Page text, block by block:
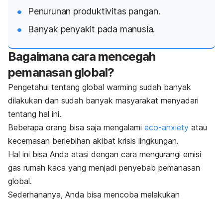
Penurunan produktivitas pangan.
Banyak penyakit pada manusia.
Bagaimana cara mencegah
pemanasan global?
Pengetahui tentang global warming sudah banyak
dilakukan dan sudah banyak masyarakat menyadari
tentang hal ini.
Beberapa orang bisa saja mengalami eco-anxiety atau
kecemasan berlebihan akibat krisis lingkungan.
Hal ini bisa Anda atasi dengan cara mengurangi emisi
gas rumah kaca yang menjadi penyebab pemanasan
global.
Sederhananya, Anda bisa mencoba melakukan